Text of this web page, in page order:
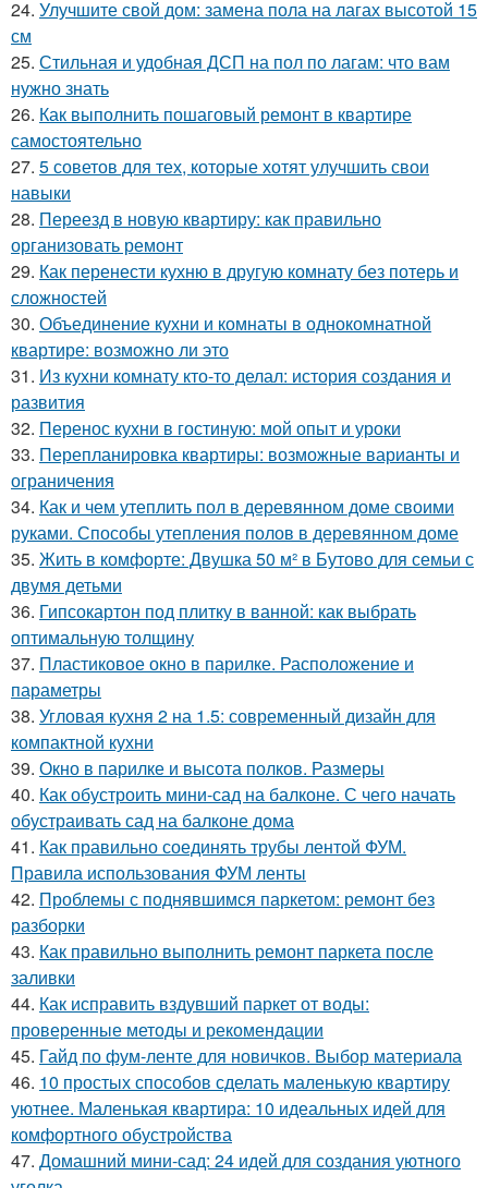
24. Улучшите свой дом: замена пола на лагах высотой 15
см
25. Стильная и удобная ДСП на пол по лагам: что вам
нужно знать
26. Как выполнить пошаговый ремонт в квартире
самостоятельно
27. 5 советов для тех, которые хотят улучшить свои
навыки
28. Переезд в новую квартиру: как правильно
организовать ремонт
29. Как перенести кухню в другую комнату без потерь и
сложностей
30. Объединение кухни и комнаты в однокомнатной
квартире: возможно ли это
31. Из кухни комнату кто-то делал: история создания и
развития
32. Перенос кухни в гостиную: мой опыт и уроки
33. Перепланировка квартиры: возможные варианты и
ограничения
34. Как и чем утеплить пол в деревянном доме своими
руками. Способы утепления полов в деревянном доме
35. Жить в комфорте: Двушка 50 м² в Бутово для семьи с
двумя детьми
36. Гипсокартон под плитку в ванной: как выбрать
оптимальную толщину
37. Пластиковое окно в парилке. Расположение и
параметры
38. Угловая кухня 2 на 1.5: современный дизайн для
компактной кухни
39. Окно в парилке и высота полков. Размеры
40. Как обустроить мини-сад на балконе. С чего начать
обустраивать сад на балконе дома
41. Как правильно соединять трубы лентой ФУМ.
Правила использования ФУМ ленты
42. Проблемы с поднявшимся паркетом: ремонт без
разборки
43. Как правильно выполнить ремонт паркета после
заливки
44. Как исправить вздувший паркет от воды:
проверенные методы и рекомендации
45. Гайд по фум-ленте для новичков. Выбор материала
46. 10 простых способов сделать маленькую квартиру
уютнее. Маленькая квартира: 10 идеальных идей для
комфортного обустройства
47. Домашний мини-сад: 24 идей для создания уютного